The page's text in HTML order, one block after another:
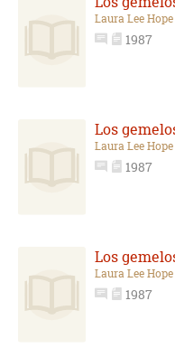
Laura Lee Hope
1987
Los
Laura Lee Hope
1987
Los
Laura Lee Hope
1987